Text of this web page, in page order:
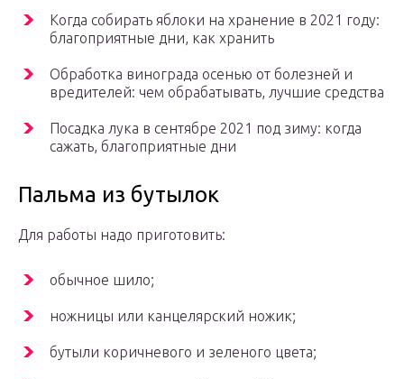
Когда собирать яблоки на хранение в 2021 году:
благоприятные дни, как хранить
Обработка винограда осенью от болезней и
вредителей: чем обрабатывать, лучшие средства
Посадка лука в сентябре 2021 под зиму: когда
сажать, благоприятные дни
Пальма из бутылок
Для работы надо приготовить:
обычное шило;
ножницы или канцелярский ножик;
бутыли коричневого и зеленого цвета;